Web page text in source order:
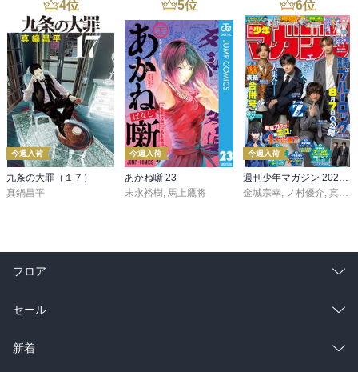
4位
今週入荷
九条の大罪（１７）
真鍋昌平
5位
今週入荷
あかね噺 23
末永裕樹, 馬上鷹将
6位
今週入荷
週刊少年マガジン 2026年36・37号[2026年8月5日発売]
金城宗幸, ノ村優介, 真島ヒロ
フロア
総合
ラノベ
セール
総合
新着